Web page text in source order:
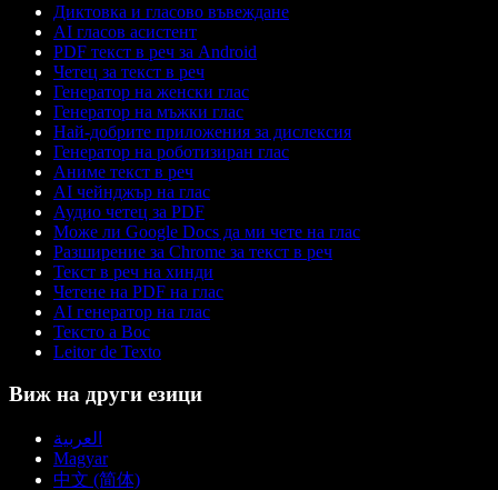
Диктовка и гласово въвеждане
AI гласов асистент
PDF текст в реч за Android
Четец за текст в реч
Генератор на женски глас
Генератор на мъжки глас
Най-добрите приложения за дислексия
Генератор на роботизиран глас
Аниме текст в реч
AI чейнджър на глас
Аудио четец за PDF
Може ли Google Docs да ми чете на глас
Разширение за Chrome за текст в реч
Текст в реч на хинди
Четене на PDF на глас
AI генератор на глас
Тексто а Вос
Leitor de Texto
Виж на други езици
العربية
Magyar
中文 (简体)